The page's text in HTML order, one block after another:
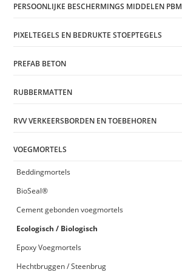
PERSOONLIJKE BESCHERMINGS MIDDELEN PBM
PIXELTEGELS EN BEDRUKTE STOEPTEGELS
PREFAB BETON
RUBBERMATTEN
RVV VERKEERSBORDEN EN TOEBEHOREN
VOEGMORTELS
Beddingmortels
BioSeal®
Cement gebonden voegmortels
Ecologisch / Biologisch
Epoxy Voegmortels
Hechtbruggen / Steenbrug